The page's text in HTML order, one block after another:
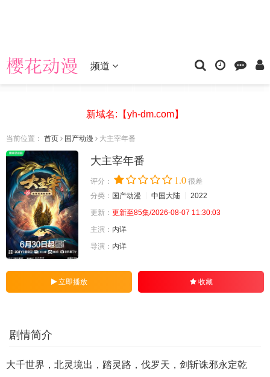
频道
新域名:【yh-dm.com】
当前位置： 首页 国产动漫 大主宰年番
大主宰年番
评分： 1.0 很差
分类： 国产动漫 中国大陆
2022
更新： 更新至85集/2026-08-07 11:30:03
主演： 内详
导演： 内详
立即播放 收藏
剧情简介
大千世界，北灵境出，踏灵路，伐罗天，剑斩诛邪永定乾